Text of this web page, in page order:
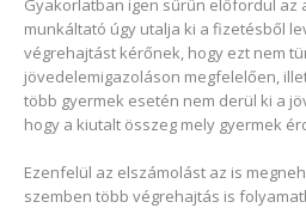
Gyakorlatban igen sűrűn előfordul az
munkáltató úgy utalja ki a fizetésből
végrehajtást kérőnek, hogy ezt nem
jövedelemigazoláson megfelelően,
több gyermek esetén nem derül ki a
hogy a kiutalt összeg mely gyermek
Ezenfelül az elszámolást az is
szemben több végrehajtás is